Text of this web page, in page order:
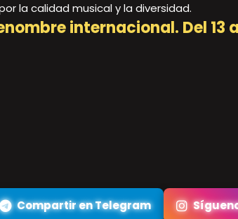
la calidad musical y la diversidad.
internacional. Del 13
Compartir en Telegram